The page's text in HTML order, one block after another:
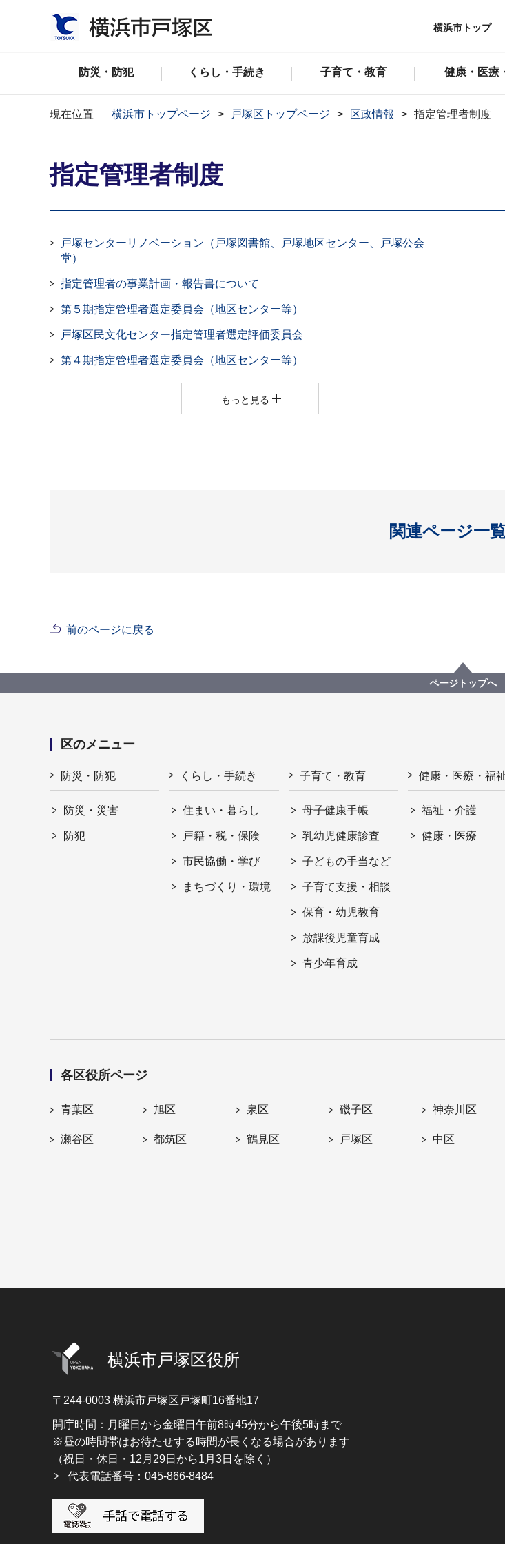
横浜市トップ
防災・防犯 くらし・手続き 子育て・教育 健康・医療
現在位置 横浜市トップページ 戸塚区トップページ 区政情報 指定管理者制度
指定管理者制度
戸塚センターリノベーション（戸塚図書館、戸塚地区センター、戸塚公会
堂）
指定管理者の事業計画・報告書について
第５期指定管理者選定委員会（地区センター等）
戸塚区民文化センター指定管理者選定評価委員会
第４期指定管理者選定委員会（地区センター等）
もっと見る
関連ページ一
開く
前のページに戻る
ページトップへ
区のメニュー
防災・防犯
防災・災害
防犯
くらし・手続き
住まい・暮らし
戸籍・税・保険
市民協働・学び
まちづくり・環境
子育て・教育
母子健康手帳
乳幼児健康診査
子どもの手当など
子育て支援・相談
保育・幼児教育
放課後児童育成
青少年育成
健康・医療・福
福祉・介護
健康・医療
各区役所ページ
青葉区 旭区 泉区 磯子区 神奈川区
瀬谷区 都筑区 鶴見区 戸塚区 中区
横浜市戸塚区役所
〒244-0003 横浜市戸塚区戸塚町16番地17
開庁時間：月曜日から金曜日午前8時45分から午後5時まで
※昼の時間帯はお待たせする時間が長くなる場合があります
（祝日・休日・12月29日から1月3日を除く）
代表電話番号：045-866-8484